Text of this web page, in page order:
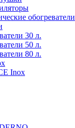
обогреватели
30 л.
50 л.
80 л.
Inox